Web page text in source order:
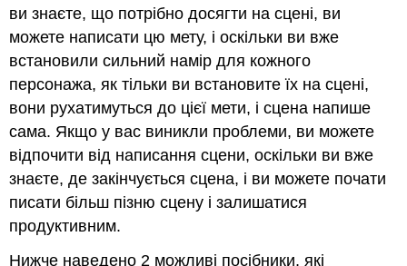
ви знаєте, що потрібно досягти на сцені, ви
можете написати цю мету, і оскільки ви вже
встановили сильний намір для кожного
персонажа, як тільки ви встановите їх на сцені,
вони рухатимуться до цієї мети, і сцена напише
сама. Якщо у вас виникли проблеми, ви можете
відпочити від написання сцени, оскільки ви вже
знаєте, де закінчується сцена, і ви можете почати
писати більш пізню сцену і залишатися
продуктивним.
Нижче наведено 2 можливі посібники, які